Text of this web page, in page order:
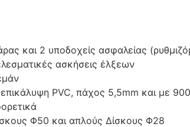
και 2 υποδοχείς ασφαλείας
ασκήσεις έλξεων
PVC, πάχος 5,5mm και με
Φ50 και απλούς Δίσκους Φ28